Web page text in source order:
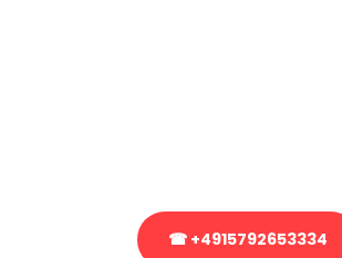
☎ +4915792653334